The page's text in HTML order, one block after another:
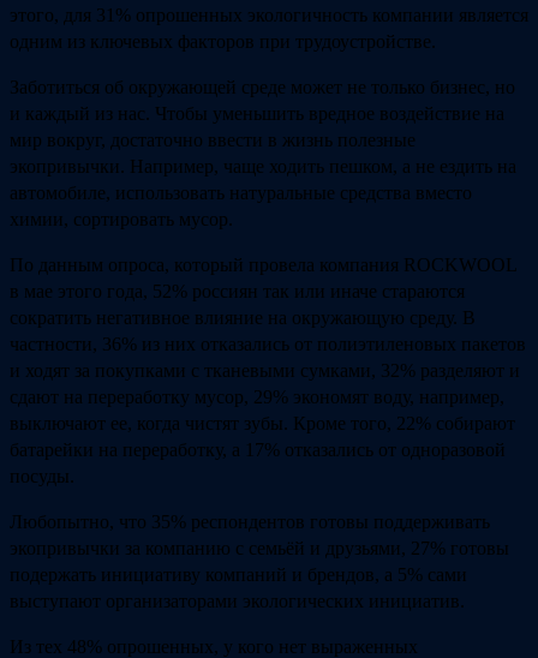
этого, для 31% опрошенных экологичность компании является
одним из ключевых факторов при трудоустройстве.
Заботиться об окружающей среде может не только бизнес, но
и каждый из нас. Чтобы уменьшить вредное воздействие на
мир вокруг, достаточно ввести в жизнь полезные
экопривычки. Например, чаще ходить пешком, а не ездить на
автомобиле, использовать натуральные средства вместо
химии, сортировать мусор.
По данным опроса, который провела компания ROCKWOOL
в мае этого года, 52% россиян так или иначе стараются
сократить негативное влияние на окружающую среду. В
частности, 36% из них отказались от полиэтиленовых пакетов
и ходят за покупками с тканевыми сумками, 32% разделяют и
сдают на переработку мусор, 29% экономят воду, например,
выключают ее, когда чистят зубы. Кроме того, 22% собирают
батарейки на переработку, а 17% отказались от одноразовой
посуды.
Любопытно, что 35% респондентов готовы поддерживать
экопривычки за компанию с семьёй и друзьями, 27% готовы
подержать инициативу компаний и брендов, а 5% сами
выступают организаторами экологических инициатив.
Из тех 48% опрошенных, у кого нет выраженных